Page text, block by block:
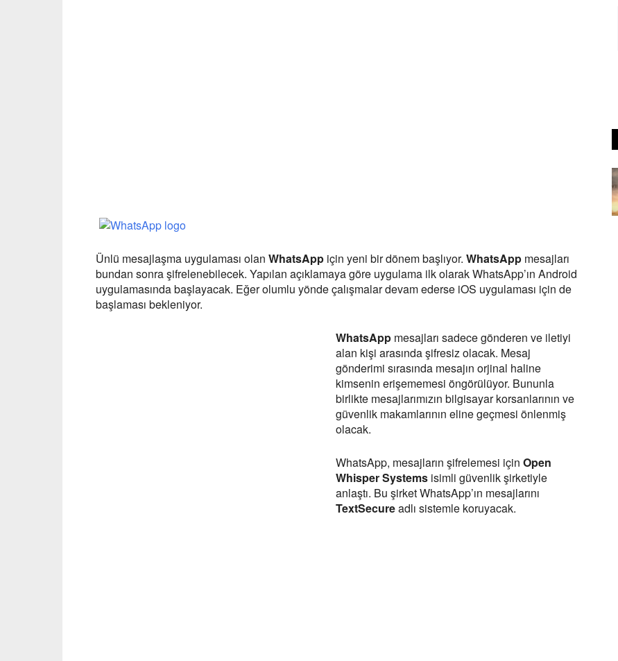
Ünlü mesajlaşma uygulaması olan WhatsApp için yeni bir dönem başlıyor. WhatsApp mesajları
bundan sonra şifrelenebilecek. Yapılan açıklamaya göre uygulama ilk olarak WhatsApp’ın Android
uygulamasında başlayacak. Eğer olumlu yönde çalışmalar devam ederse iOS uygulaması için de
başlaması bekleniyor.
WhatsApp mesajları sadece gönderen ve iletiyi
alan kişi arasında şifresiz olacak. Mesaj
gönderimi sırasında mesajın orjinal haline
kimsenin erişememesi öngörülüyor. Bununla
birlikte mesajlarımızın bilgisayar korsanlarının ve
güvenlik makamlarının eline geçmesi önlenmiş
olacak.
WhatsApp, mesajların şifrelemesi için Open
Whisper Systems isimli güvenlik şirketiyle
anlaştı. Bu şirket WhatsApp’ın mesajlarını
TextSecureadlı sistemle koruyacak.